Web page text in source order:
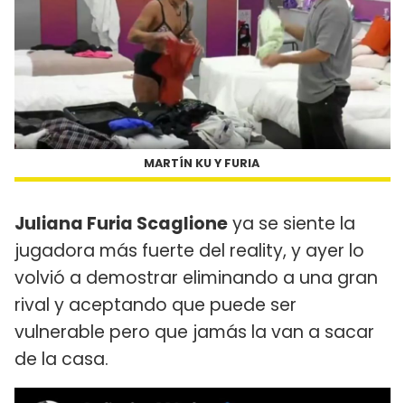
MARTÍN KU Y FURIA
Juliana Furia Scaglioneya se siente la
jugadora más fuerte del reality, y ayer lo
volvió a demostrar eliminando a una gran
rival y aceptando que puede ser
vulnerable pero que jamás la van a sacar
de la casa.